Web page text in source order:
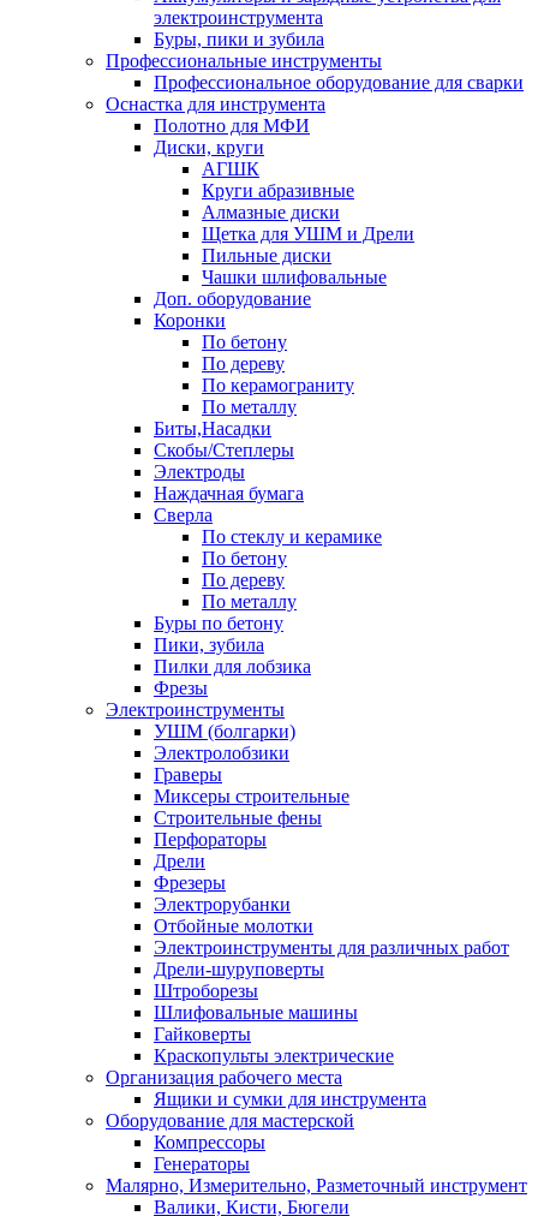
электроинструмента
Буры, пики и зубила
Профессиональные инструменты
Профессиональное оборудование для сварки
Оснастка для инструмента
Полотно для МФИ
Диски, круги
АГШК
Круги абразивные
Алмазные диски
Щетка для УШМ и Дрели
Пильные диски
Чашки шлифовальные
Доп. оборудование
Коронки
По бетону
По дереву
По керамограниту
По металлу
Биты,Насадки
Скобы/Степлеры
Электроды
Наждачная бумага
Сверла
По стеклу и керамике
По бетону
По дереву
По металлу
Буры по бетону
Пики, зубила
Пилки для лобзика
Фрезы
Электроинструменты
УШМ (болгарки)
Электролобзики
Граверы
Миксеры строительные
Строительные фены
Перфораторы
Дрели
Фрезеры
Электрорубанки
Отбойные молотки
Электроинструменты для различных работ
Дрели-шуруповерты
Штроборезы
Шлифовальные машины
Гайковерты
Краскопульты электрические
Организация рабочего места
Ящики и сумки для инструмента
Оборудование для мастерской
Компрессоры
Генераторы
Малярно, Измерительно, Разметочный инструмент
Валики, Кисти, Бюгели